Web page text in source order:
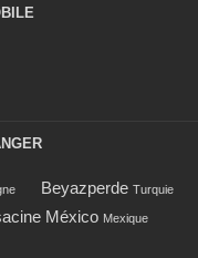
Beyazperde Turquie
México Mexique